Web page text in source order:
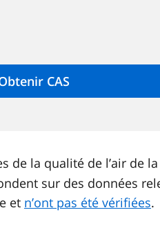
de la qualité de l’air de la
sur des données
et n’ont pas été vérifiées.